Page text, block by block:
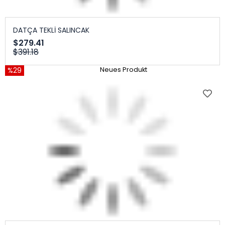
DATÇA TEKLİ SALINCAK
$279.41
$391.18
%29 Neues Produkt